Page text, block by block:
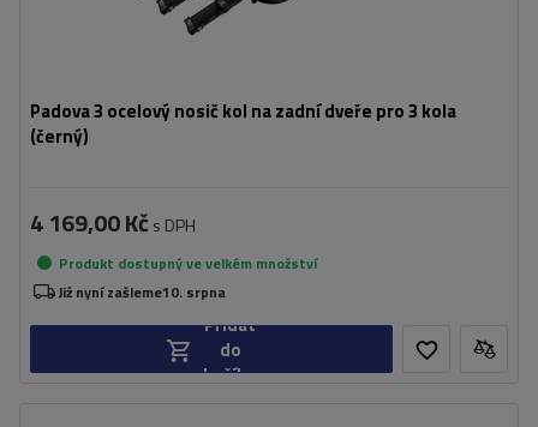
Padova 3 ocelový nosič kol na zadní dveře pro 3 kola
(černý)
4 169,00 Kč s DPH
Produkt dostupný ve velkém množství
Již nyní zašleme10. srpna
Přidat
do
košíku